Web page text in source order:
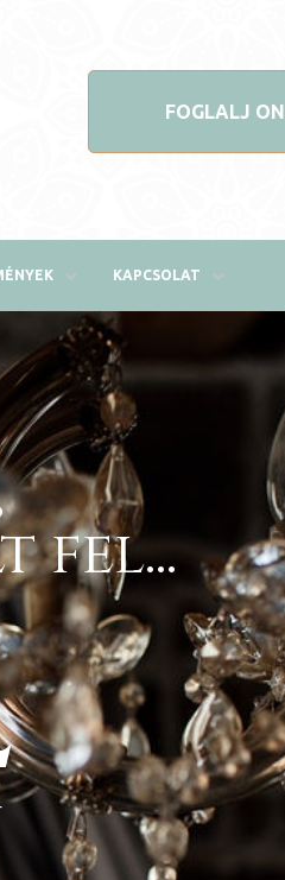
FOGLALJ
KAPCSOLAT
fel...